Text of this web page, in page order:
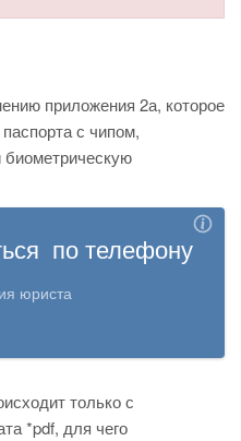
приложения 2а, которое
с чипом,
только с
*pdf, для чего